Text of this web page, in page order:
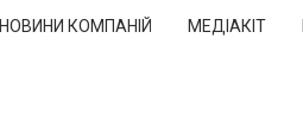
НОВИНИ КОМПАНІЙ МЕДІАКІТ